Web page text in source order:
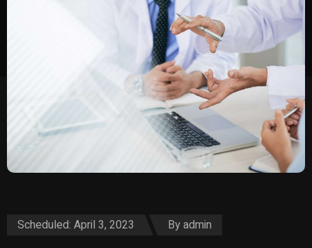
Scheduled: April 3, 2023 Byadmin